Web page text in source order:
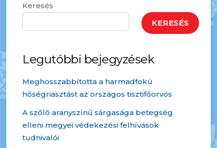
Keresés
KERESÉS
Legutóbbi bejegyzések
Meghosszabbította a harmadfokú
hőségriasztást az országos tisztifőorvos
A szőlő aranyszínű sárgasága betegség
elleni megyei védekezési felhívások
tudnivalói